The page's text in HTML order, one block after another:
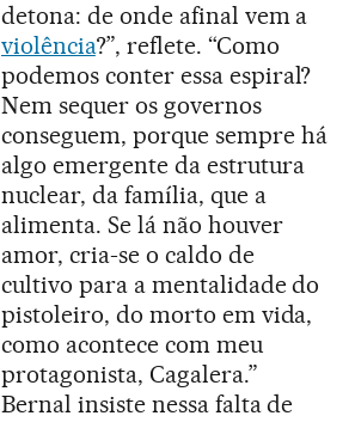
detona: de onde afinal vem a
violência?”, reflete. “Como
podemos conter essa espiral?
Nem sequer os governos
conseguem, porque sempre há
algo emergente da estrutura
nuclear, da família, que a
alimenta. Se lá não houver
amor, cria-se o caldo de
cultivo para a mentalidade do
pistoleiro, do morto em vida,
como acontece com meu
protagonista, Cagalera.”
Bernal insiste nessa falta de